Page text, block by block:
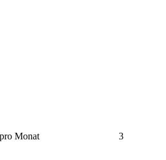
Monat 3